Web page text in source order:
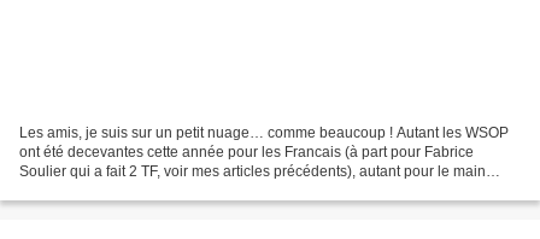
Les amis, je suis sur un petit nuage… comme beaucoup ! Autant les WSOP
ont été decevantes cette année pour les Francais (à part pour Fabrice
Soulier qui a fait 2 TF, voir mes articles précédents), autant pour le main